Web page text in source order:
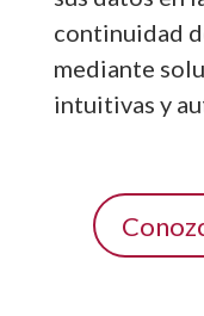
continuidad
mediante
intuitivas y